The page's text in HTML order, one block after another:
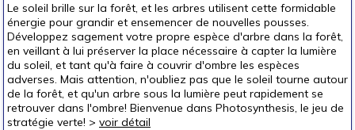
Le soleil brille sur la forêt, et les arbres utilisent cette formidable
énergie pour grandir et ensemencer de nouvelles pousses.
Développez sagement votre propre espèce d'arbre dans la forêt,
en veillant à lui préserver la place nécessaire à capter la lumière
du soleil, et tant qu'à faire à couvrir d'ombre les espèces
adverses. Mais attention, n'oubliez pas que le soleil tourne autour
de la forêt, et qu'un arbre sous la lumière peut rapidement se
retrouver dans l'ombre! Bienvenue dans Photosynthesis, le jeu de
stratégie verte! > voir détail